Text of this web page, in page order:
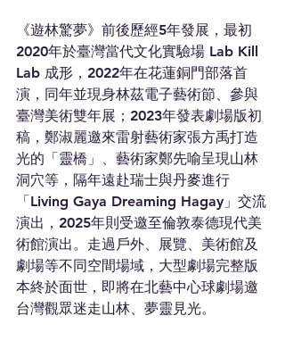
《遊林驚夢》前後歷經5年發展，最初
2020年於臺灣當代文化實驗場 Lab Kill
Lab 成形，2022年在花蓮銅門部落首
演，同年並現身林茲電子藝術節、參與
臺灣美術雙年展；2023年發表劇場版初
稿，鄭淑麗邀來雷射藝術家張方禹打造
光的「靈橋」、藝術家鄭先喻呈現山林
洞穴等，隔年遠赴瑞士與丹麥進行
「Living Gaya Dreaming Hagay」交流
演出，2025年則受邀至倫敦泰德現代美
術館演出。走過戶外、展覽、美術館及
劇場等不同空間場域，大型劇場完整版
本終於面世，即將在北藝中心球劇場邀
台灣觀眾迷走山林、夢靈見光。